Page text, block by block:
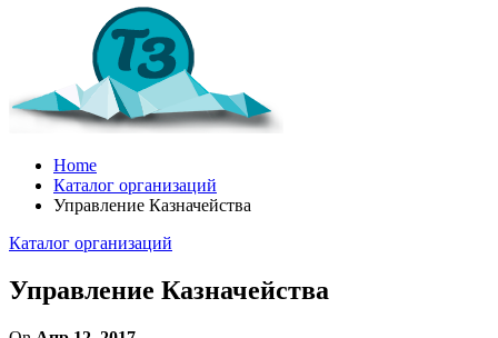
Home
Каталог организаций
Управление Казначейства
Каталог организаций
Управление Казначейства